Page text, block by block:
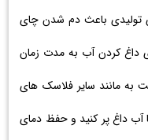
تولیدی باعث دم شدن چای
داغ کردن آب به مدت زمان
به مانند سایر فلاسک های
آب داغ پر کنید و حفظ دمای